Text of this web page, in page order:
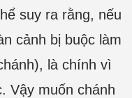
suy ra rằng, nếu
cảnh bị buộc làm
là chính vì
Vậy muốn chánh